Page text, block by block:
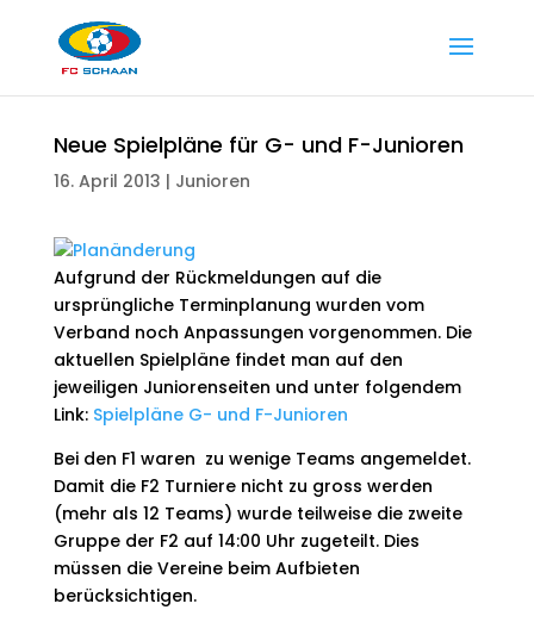
Neue Spielpläne für G- und F-Junioren
16. April 2013 | Junioren
Aufgrund der Rückmeldungen auf die
ursprüngliche Terminplanung wurden vom
Verband noch Anpassungen vorgenommen. Die
aktuellen Spielpläne findet man auf den
jeweiligen Juniorenseiten und unter folgendem
Link: Spielpläne G- und F-Junioren
Bei den F1 waren zu wenige Teams angemeldet.
Damit die F2 Turniere nicht zu gross werden
(mehr als 12 Teams) wurde teilweise die zweite
Gruppe der F2 auf 14:00 Uhr zugeteilt. Dies
müssen die Vereine beim Aufbieten
berücksichtigen.